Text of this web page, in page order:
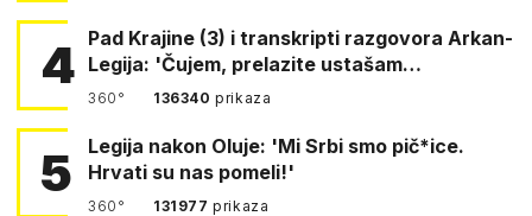
4 Pad Krajine (3) i transkripti razgovora Arkan-
Legija: 'Čujem, prelazite ustašam…
360° 136340prikaza
5
Legija nakon Oluje: 'Mi Srbi smo pič*ice.
Hrvati su nas pomeli!'
360° 131977prikaza